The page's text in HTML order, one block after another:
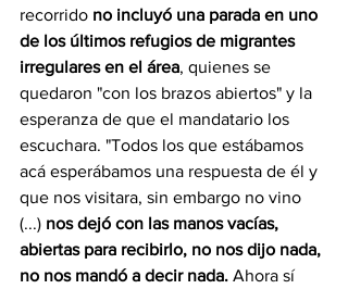
recorrido no incluyó una parada en uno
de los últimos refugios de migrantes
irregulares en el área, quienes se
quedaron "con los brazos abiertos" y la
esperanza de que el mandatario los
escuchara. "Todos los que estábamos
acá esperábamos una respuesta de él y
que nos visitara, sin embargo no vino
(...) nos dejó con las manos vacías,
abiertas para recibirlo, no nos dijo nada,
no nos mandó a decir nada. Ahora sí